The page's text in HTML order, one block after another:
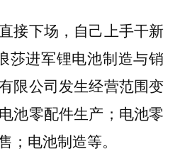
接下场，自己上手干新
莎进军锂电池制造与销
限公司发生经营范围变
池零配件生产；电池零
；电池制造等。